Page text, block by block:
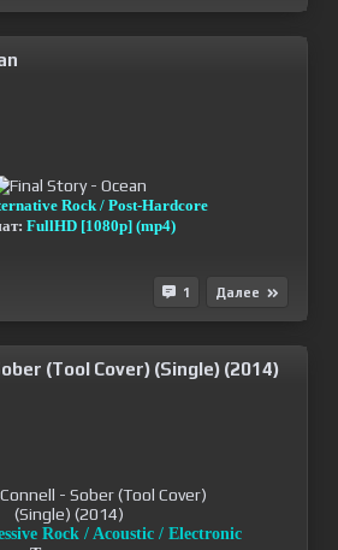
Rock / Post-Hardcore
FullHD [1080p] (mp4)
1 Далее
(Tool Cover) (Single) (2014)
Rock / Acoustic / Electronic